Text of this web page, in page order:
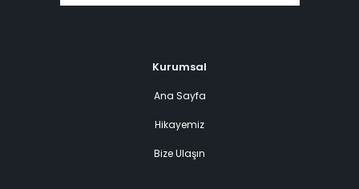
Kurumsal
Ana Sayfa
Hikayemiz
Bize Ulaşın